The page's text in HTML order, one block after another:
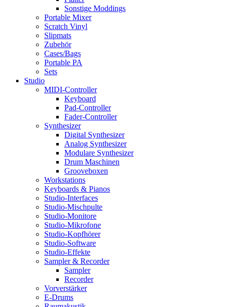
Sonstige Moddings
Portable Mixer
Scratch Vinyl
Slipmats
Zubehör
Cases/Bags
Portable PA
Sets
Studio
MIDI-Controller
Keyboard
Pad-Controller
Fader-Controller
Synthesizer
Digital Synthesizer
Analog Synthesizer
Modulare Synthesizer
Drum Maschinen
Grooveboxen
Workstations
Keyboards & Pianos
Studio-Interfaces
Studio-Mischpulte
Studio-Monitore
Studio-Mikrofone
Studio-Kopfhörer
Studio-Software
Studio-Effekte
Sampler & Recorder
Sampler
Recorder
Vorverstärker
E-Drums